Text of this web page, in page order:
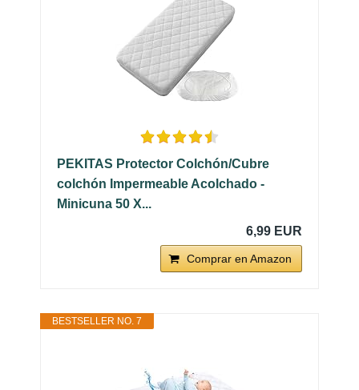
PEKITAS Protector Colchón/Cubre
colchón Impermeable Acolchado -
Minicuna 50 X...
6,99 EUR
Comprar en Amazon
BESTSELLER NO. 7